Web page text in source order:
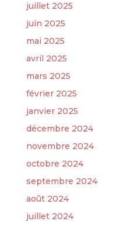
juillet 2025
juin 2025
mai 2025
avril 2025
mars 2025
février 2025
janvier 2025
décembre 2024
novembre 2024
octobre 2024
septembre 2024
août 2024
juillet 2024